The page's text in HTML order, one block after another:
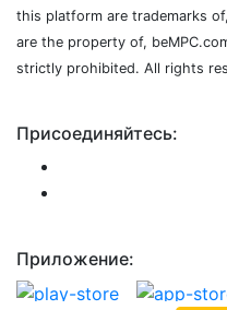
this platform are trademarks
are the property of,
strictly prohibited. All rights
Присоединяйтесь:
Приложение: